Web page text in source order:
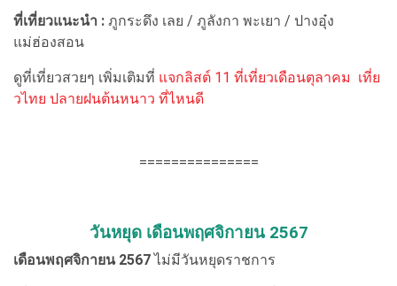
ที่เที่ยวแนะนำ : ภูกระดึง เลย / ภูลังกา พะเยา / ปางอุ๋ง
แม่ฮ่องสอน
ดูที่เที่ยวสวยๆ เพิ่มเติมที่ แจกลิสต์ 11 ที่เที่ยวเดือนตุลาคม เที่ย
วไทย ปลายฝนต้นหนาว ที่ไหนดี
===============
วันหยุด เดือนพฤศจิกายน 2567
เดือนพฤศจิกายน 2567ไม่มีวันหยุดราชการ